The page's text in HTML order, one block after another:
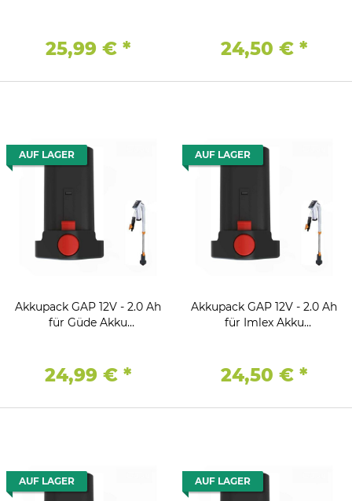
25,99 € * 24,50 € *
AUF LAGER
Akkupack GAP 12V - 2.0 Ah
für Güde Akku
24,99 € *
AUF LAGER
Akkupack GAP 12V - 2.0 Ah
für Imlex Akku
24,50 € *
AUF LAGER AUF LAGER